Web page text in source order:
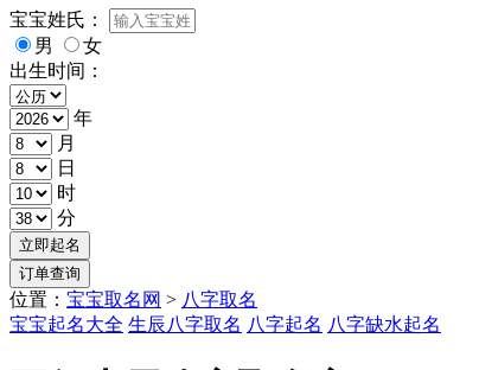
宝宝姓氏：
男
女
出生时间：
年
月
日
时
分
位置： 宝宝取名网 > 八字取名
宝宝起名大全 生辰八字取名 八字起名 八字缺水起名